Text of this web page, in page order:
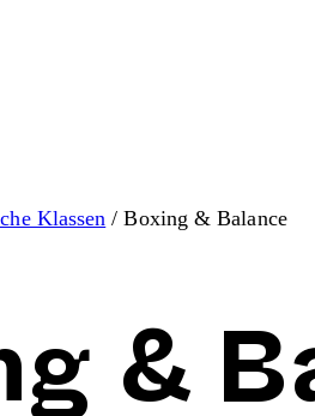
Klassen / Boxing & Balance
&